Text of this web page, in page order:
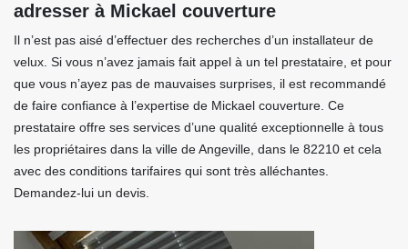
adresser à Mickael couverture
Il n’est pas aisé d’effectuer des recherches d’un installateur de
velux. Si vous n’avez jamais fait appel à un tel prestataire, et pour
que vous n’ayez pas de mauvaises surprises, il est recommandé
de faire confiance à l’expertise de Mickael couverture. Ce
prestataire offre ses services d’une qualité exceptionnelle à tous
les propriétaires dans la ville de Angeville, dans le 82210 et cela
avec des conditions tarifaires qui sont très alléchantes.
Demandez-lui un devis.